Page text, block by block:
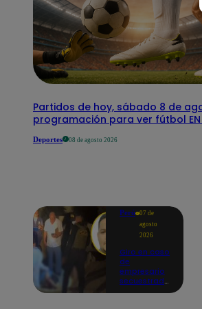
Partidos de hoy, sábado 8 de
programación para ver fútbol EN
Deportes 08 de agosto 2026
Perú 07 de
agosto
2026
Giro en caso
de
empresario
secuestrado